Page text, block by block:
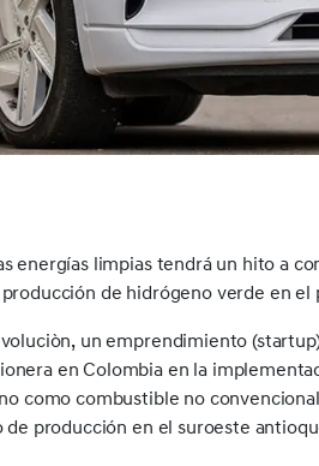
energías limpias tendrá un hito a
de hidrógeno verde en el
un emprendimiento
en Colombia en la
como combustible no
de producción en el suroeste